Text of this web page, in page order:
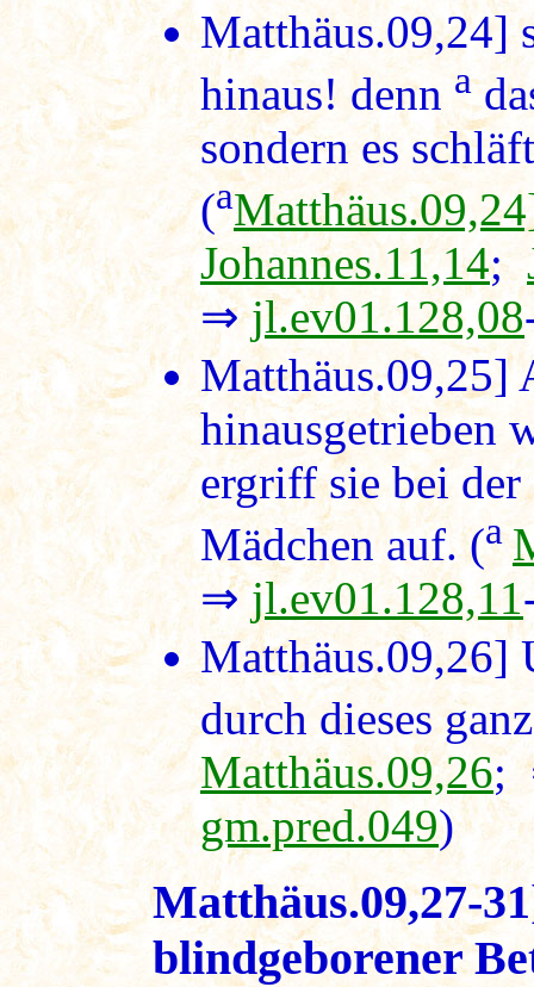
Matthäus.09,24]
hinaus! denna
sondern es
(a
Johannes.11,14;
⇒jl.ev01.128,08
Matthäus.09,25]
hinausgetrieben
ergriff sie bei der
Mädchen auf. (a
⇒jl.ev01.128,11
Matthäus.09,26]
durch dieses
Matthäus.09,26;
gm.pred.049)
Matthäus.09,27-
blindgeborener